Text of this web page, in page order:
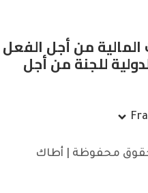
من أجل الفعل
للجنة من أجل
– جميع الحقوق محفوظة | أطاك